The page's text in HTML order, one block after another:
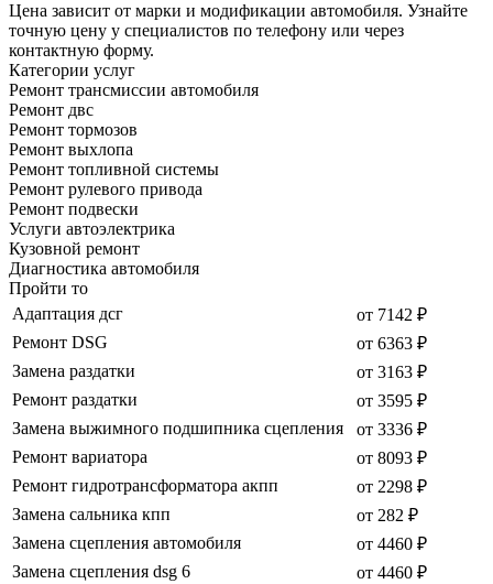
Цена зависит от марки и модификации автомобиля. Узнайте
точную цену у специалистов по телефону или через
контактную форму.
Категории услуг
Ремонт трансмиссии автомобиля
Ремонт двс
Ремонт тормозов
Ремонт выхлопа
Ремонт топливной системы
Ремонт рулевого привода
Ремонт подвески
Услуги автоэлектрика
Кузовной ремонт
Диагностика автомобиля
Пройти то
Адаптация дсг
от 7142 ₽
Ремонт DSG
от 6363 ₽
Замена раздатки
от 3163 ₽
Ремонт раздатки
от 3595 ₽
Замена выжимного подшипника сцепления
от 3336 ₽
Ремонт вариатора
от 8093 ₽
Ремонт гидротрансформатора акпп
от 2298 ₽
Замена сальника кпп
от 282 ₽
Замена сцепления автомобиля
от 4460 ₽
Замена сцепления dsg 6
от 4460 ₽